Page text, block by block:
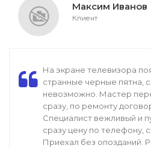
Максим Иванов
Клиент
На экране телевизора
странные черные пятна,
невозможно. Мастер
сразу, по ремонту
Специалист вежливый и
сразу цену по телефону,
Приехал без опозданий.